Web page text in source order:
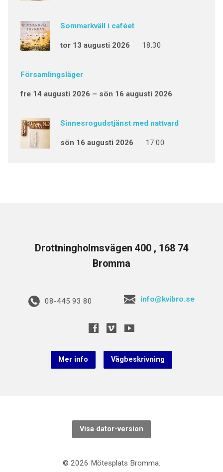
Sommarkväll i caféet
tor 13 augusti 2026 18:30
Församlingsläger
fre 14 augusti 2026 – sön 16 augusti 2026
Sinnesrogudstjänst med nattvard
sön 16 augusti 2026 17:00
Drottningholmsvägen 400 , 168 74
Bromma
08-445 93 80 info@kvibro.se
Mer info Vägbeskrivning
Visa dator-version
© 2026 Mötesplats Bromma.